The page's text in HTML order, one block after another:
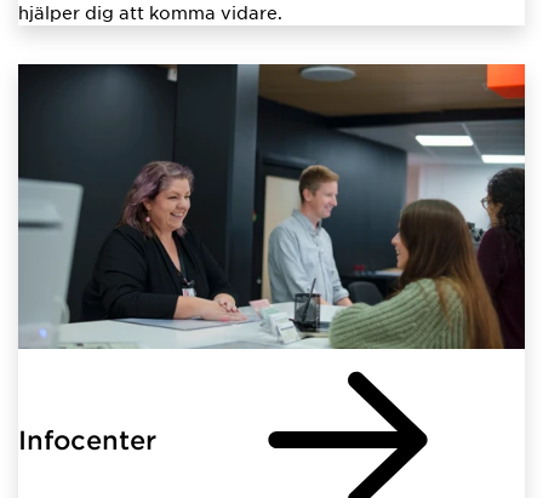
hjälper dig att komma vidare.
Infocenter